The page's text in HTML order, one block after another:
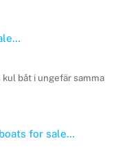
kul båt i ungefär samma
for sale…